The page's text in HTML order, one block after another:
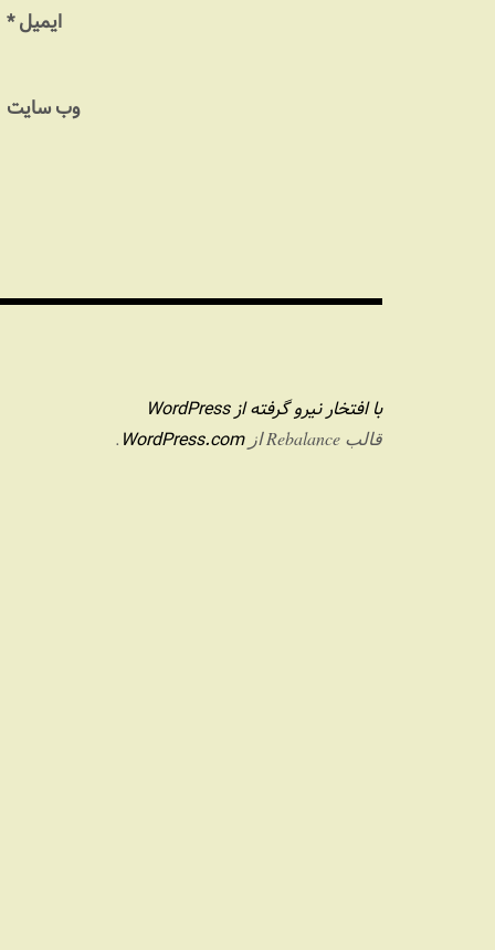
ایمیل*
وب‌ سایت
با افتخار نیرو گرفته از WordPress
قالب Rebalance از WordPress.com
.